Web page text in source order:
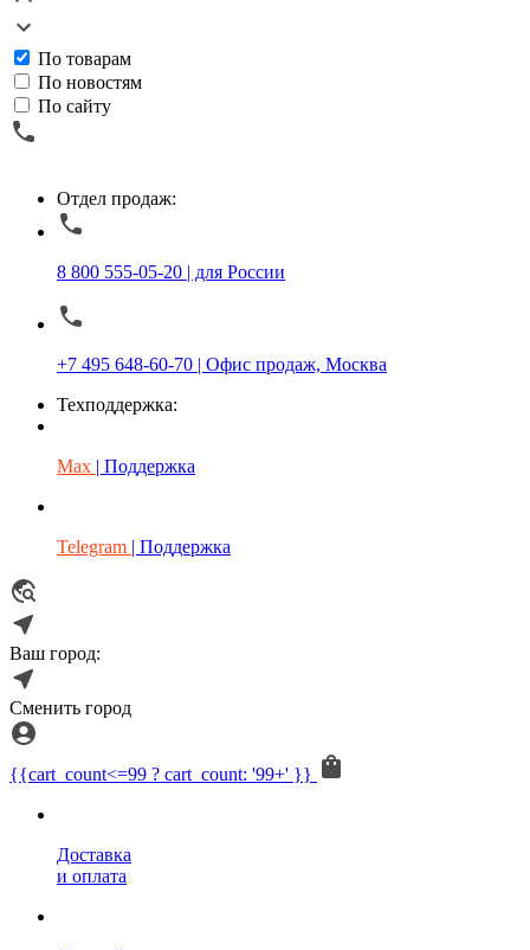
По товарам
По новостям
По сайту
Отдел продаж:
8 800 555-05-20 | для России
+7 495 648-60-70 | Офис продаж, Москва
Техподдержка:
Max | Поддержка
Telegram | Поддержка
Ваш город:
Сменить город
{{cart_count<=99 ? cart_count: '99+' }}
Доставка
и оплата